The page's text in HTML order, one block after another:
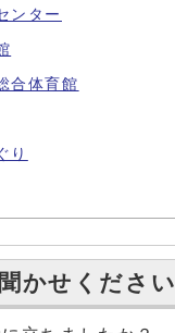
ンター
合体育館
り
かせください